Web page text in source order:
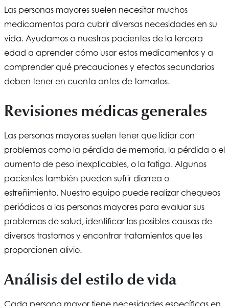
Las personas mayores suelen necesitar muchos
medicamentos para cubrir diversas necesidades en su
vida. Ayudamos a nuestros pacientes de la tercera
edad a aprender cómo usar estos medicamentos y a
comprender qué precauciones y efectos secundarios
deben tener en cuenta antes de tomarlos.
Revisiones médicas generales
Las personas mayores suelen tener que lidiar con
problemas como la pérdida de memoria, la pérdida o el
aumento de peso inexplicables, o la fatiga. Algunos
pacientes también pueden sufrir diarrea o
estreñimiento. Nuestro equipo puede realizar chequeos
periódicos a las personas mayores para evaluar sus
problemas de salud, identificar las posibles causas de
diversos trastornos y encontrar tratamientos que les
proporcionen alivio.
Análisis del estilo de vida
Cada persona mayor tiene necesidades específicas en